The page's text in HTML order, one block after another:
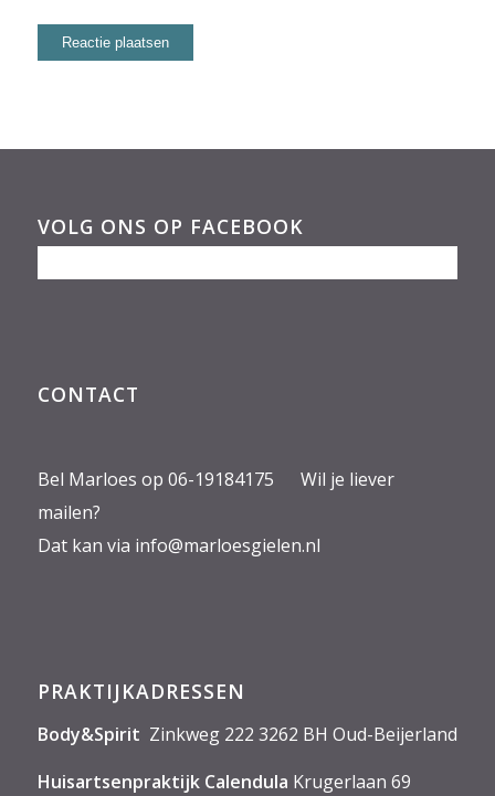
VOLG ONS OP FACEBOOK
CONTACT
Bel Marloes op 06-19184175 Wil je liever
mailen?
Dat kan via info@marloesgielen.nl
PRAKTIJKADRESSEN
Body&Spirit Zinkweg 222 3262 BH Oud-Beijerland
Huisartsenpraktijk Calendula Krugerlaan 69